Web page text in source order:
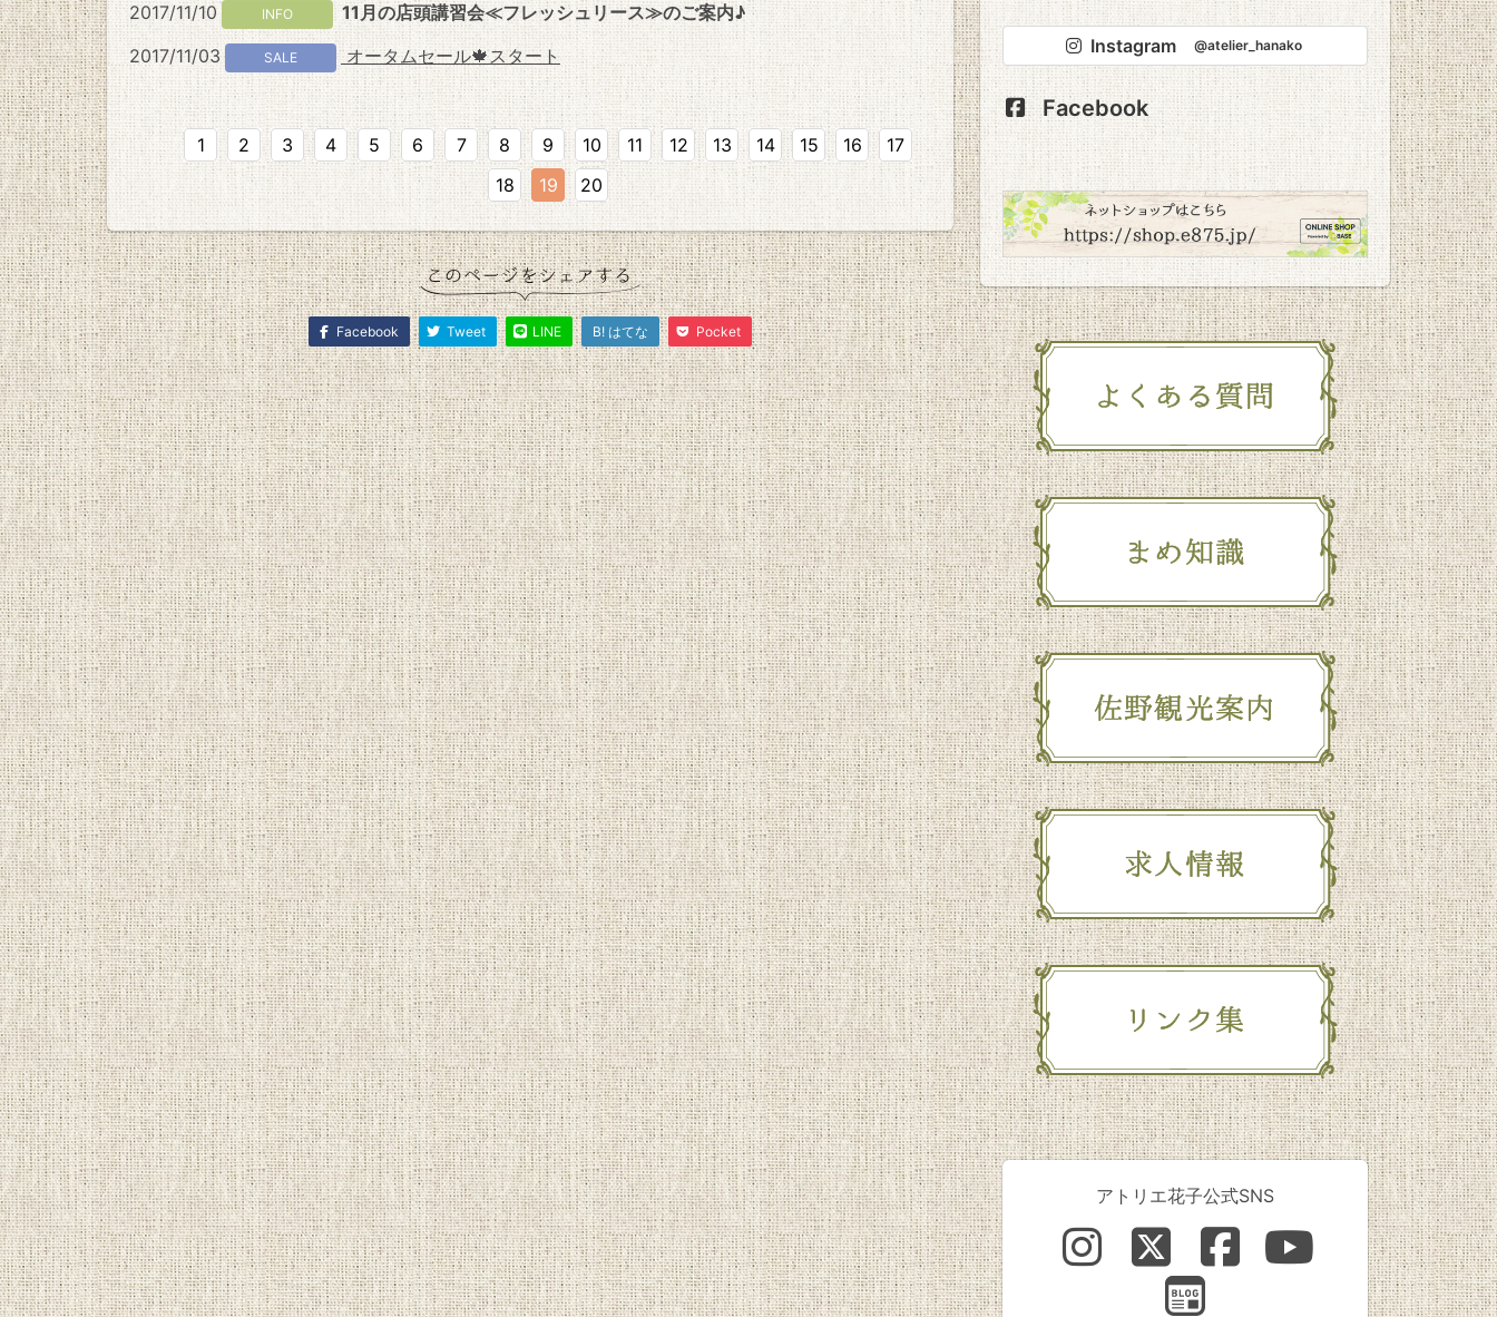
2017/11/10
INFO
11月の店頭講習会≪フレッシュリース≫のご案内♪
2017/11/03
SALE オータムセール🍁スタート
1 2 3 4 5 6 7 8 9 10 11 12 13 14 15 16
17
18
19 20
Facebook Tweet LINE B! はてな Pocket
Instagram @atelier_hanako
Facebook
アトリエ花子公式SNS